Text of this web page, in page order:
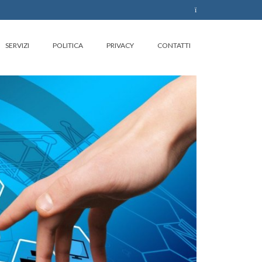
SERVIZI POLITICA PRIVACY CONTATTI